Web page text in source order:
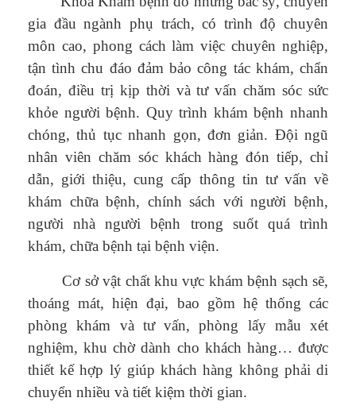
gia đầu ngành phụ trách, có trình độ chuyên
môn cao, phong cách làm việc chuyên nghiệp,
tận tình chu đáo đảm bảo công tác khám, chẩn
đoán, điều trị kịp thời và tư vấn chăm sóc sức
khỏe người bệnh. Quy trình khám bệnh nhanh
chóng, thủ tục nhanh gọn, đơn giản. Đội ngũ
nhân viên chăm sóc khách hàng đón tiếp, chỉ
dẫn, giới thiệu, cung cấp thông tin tư vấn về
khám chữa bệnh, chính sách với người bệnh,
người nhà người bệnh trong suốt quá trình
khám, chữa bệnh tại bệnh viện.
Cơ sở vật chất khu vực khám bệnh sạch sẽ,
thoáng mát, hiện đại, bao gồm hệ thống các
phòng khám và tư vấn, phòng lấy mẫu xét
nghiệm, khu chờ dành cho khách hàng… được
thiết kế hợp lý giúp khách hàng không phải di
chuyển nhiều và tiết kiệm thời gian.